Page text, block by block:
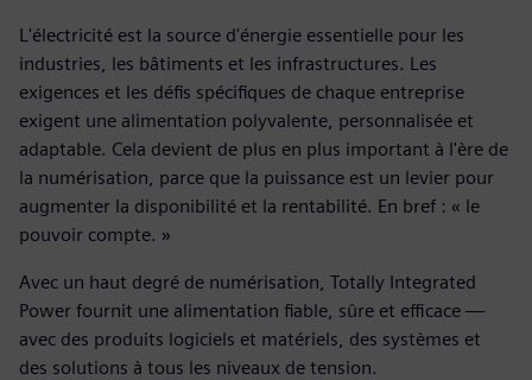
L'électricité est la source d'énergie essentielle pour les
industries, les bâtiments et les infrastructures. Les
exigences et les défis spécifiques de chaque entreprise
exigent une alimentation polyvalente, personnalisée et
adaptable. Cela devient de plus en plus important à l'ère de
la numérisation, parce que la puissance est un levier pour
augmenter la disponibilité et la rentabilité. En bref : « le
pouvoir compte. »
Avec un haut degré de numérisation, Totally Integrated
Power fournit une alimentation fiable, sûre et efficace —
avec des produits logiciels et matériels, des systèmes et
des solutions à tous les niveaux de tension.